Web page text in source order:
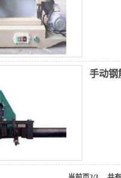
手动钢